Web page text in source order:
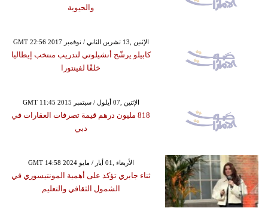
والحيوية
GMT 22:56 2017 الإثنين ,13 تشرين الثاني / نوفمبر
كابيلو يرشّح أنشيلوتي لتدريب منتخب إيطاليا
خلفًا لفينتورا
GMT 11:45 2015 الإثنين ,07 أيلول / سبتمبر
818 مليون درهم قيمة تصرفات العقارات في
دبي
GMT 14:58 2024 الأربعاء ,01 أيار / مايو
ثناء جابري تؤكد على أهمية المونتيسوري في
الشمول الثقافي والتعليم